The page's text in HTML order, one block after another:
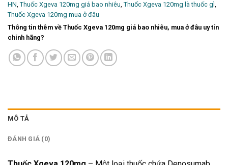
HN, Thuốc Xgeva 120mg giá bao nhiêu, Thuốc Xgeva 120mg là thuốc gì,
Thuốc Xgeva 120mg mua ở đâu
Thông tin thêm về Thuốc Xgeva 120mg giá bao nhiêu, mua ở đâu uy tín
chính hãng?
MÔ TẢ
ĐÁNH GIÁ (0)